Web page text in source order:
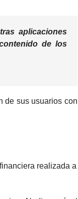
aplicaciones
de los
de sus usuarios con
realizada a